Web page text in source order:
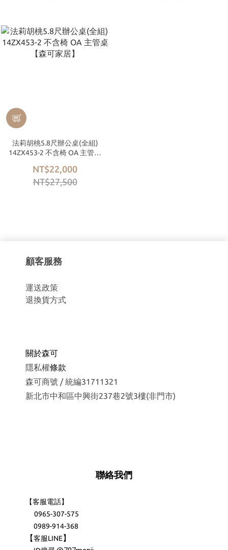
法莉胡桃5.8尺辦公桌(全組)
14ZX453-2 不含椅 OA 主管桌
NT$22,000
NT$27,500
顧客服務
運送政策
退換貨方式
關於森可
隱私權條款
森可商號 / 統編31711321
新北市中和區中興街237巷2號3樓(非門市)
聯絡我們
【客服電話】
0965-307-575
0989-914-368
【客服LINE】